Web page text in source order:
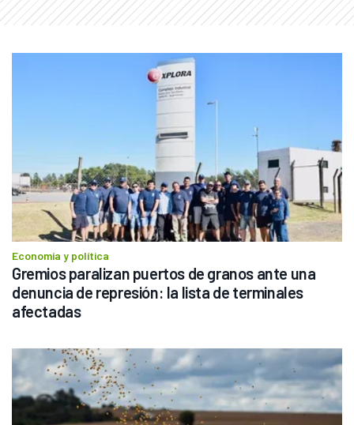
Economía y política
Gremios paralizan puertos de granos ante una
denuncia de represión: la lista de terminales
afectadas